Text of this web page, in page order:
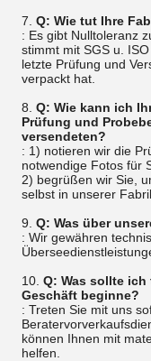
7. Q: Wie tut Ihre
: Es gibt Nulltoleranz
stimmt mit SGS u.
letzte Prüfung und
verpackt hat.
8. Q: Wie kann ich
Prüfung und
versendeten?
: 1) notieren wir die
notwendige Fotos für
2) begrüßen wir Sie,
selbst in unserer
9. Q: Was über
: Wir gewähren
10. Q: Was sollte
Geschäft beginne?
: Treten Sie mit uns
können Ihnen mit
helfen.